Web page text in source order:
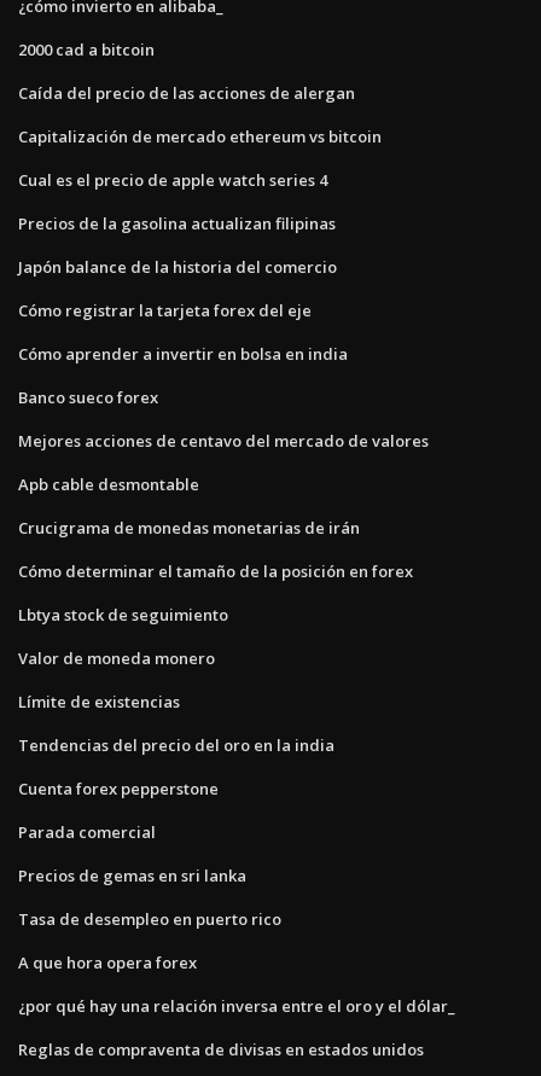
¿cómo invierto en alibaba_
2000 cad a bitcoin
Caída del precio de las acciones de alergan
Capitalización de mercado ethereum vs bitcoin
Cual es el precio de apple watch series 4
Precios de la gasolina actualizan filipinas
Japón balance de la historia del comercio
Cómo registrar la tarjeta forex del eje
Cómo aprender a invertir en bolsa en india
Banco sueco forex
Mejores acciones de centavo del mercado de valores
Apb cable desmontable
Crucigrama de monedas monetarias de irán
Cómo determinar el tamaño de la posición en forex
Lbtya stock de seguimiento
Valor de moneda monero
Límite de existencias
Tendencias del precio del oro en la india
Cuenta forex pepperstone
Parada comercial
Precios de gemas en sri lanka
Tasa de desempleo en puerto rico
A que hora opera forex
¿por qué hay una relación inversa entre el oro y el dólar_
Reglas de compraventa de divisas en estados unidos